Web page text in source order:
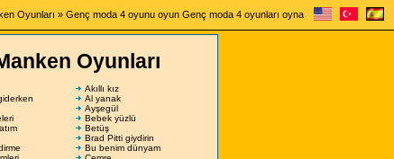
Oyunları » Genç moda 4 oyunu oyun Genç moda 4 oyunları oyna
Oyunları
Akıllı kız
Al yanak
Ayşegül
Bebek yüzlü
Betüş
Brad Pitti giydirin
Bu benim dünyam